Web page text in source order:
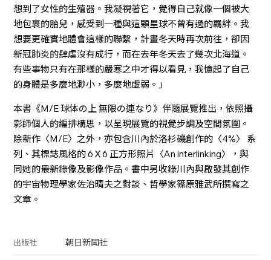
想到了女性的生殖器。我凝視著它，覺得自己就像一個被大
地包裹的胎兒，感受到一種與這顆星球不曾有過的羈絆。我
想要更確實地體會這樣的聯繫，計畫冬天時再次前往，卻因
新冠肺炎的肆虐沒有成行，而在去年冬天去了幾次北海道。
有些事物只有在那樣的嚴寒之中才得以看見，我憶起了自己
的身體是多麼地渺小，多麼地虛弱。」
本書《M/E 球体の上 無限の連なり》伴隨展覽推出，依照攝
影師個人的編排構思，以呈現展覽的視覺步調及空間氛圍。
除新作〈M/E〉之外，亦包含川內於洛杉磯創作的〈4%〉 系
列、其標誌風格的 6Ｘ6 正方形照片〈An interlinking〉，與
同她的最新錄像及影像作品。書中另收錄川內與啟發其創作
的宇宙物理學家佐治晴夫之對談、哲學家篠原雅武所撰寫之
文章。
出版社 朝日新聞社